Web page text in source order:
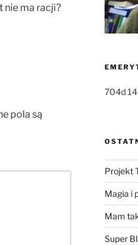
nie ma racji?
pola są
704d
Projekt
Magia i
Mam
Super